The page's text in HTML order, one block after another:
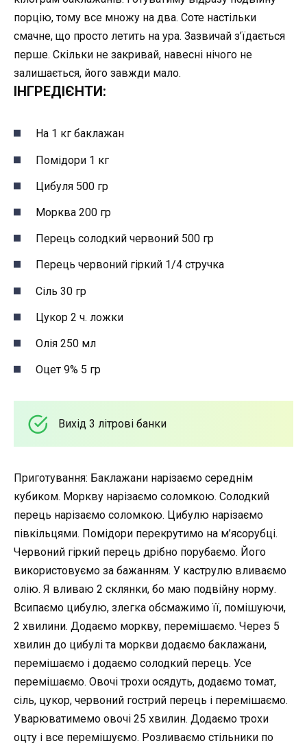
порцію, тому все множу на два. Соте настільки
смачне, що просто летить на ура. Зазвичай з’їдається
перше. Скільки не закривай, навесні нічого не
залишається, його завжди мало.
ІНГРЕДІЄНТИ:
На 1 кг баклажан
Помідори 1 кг
Цибуля 500 гр
Морква 200 гр
Перець солодкий червоний 500 гр
Перець червоний гіркий 1/4 стручка
Сіль 30 гр
Цукор 2 ч. ложки
Олія 250 мл
Оцет 9% 5 гр
Вихід 3 літрові банки
Приготування: Баклажани нарізаємо середнім
кубиком. Моркву нарізаємо соломкою. Солодкий
перець нарізаємо соломкою. Цибулю нарізаємо
півкільцями. Помідори перекрутимо на м’ясорубці.
Червоний гіркий перець дрібно порубаємо. Його
використовуємо за бажанням. У каструлю вливаємо
олію. Я вливаю 2 склянки, бо маю подвійну норму.
Всипаємо цибулю, злегка обсмажимо її, помішуючи,
2 хвилини. Додаємо моркву, перемішаємо. Через 5
хвилин до цибулі та моркви додаємо баклажани,
перемішаємо і додаємо солодкий перець. Усе
перемішаємо. Овочі трохи осядуть, додаємо томат,
сіль, цукор, червоний гострий перець і перемішаємо.
Уварюватимемо овочі 25 хвилин. Додаємо трохи
оцту і все перемішуємо. Розливаємо стільники по